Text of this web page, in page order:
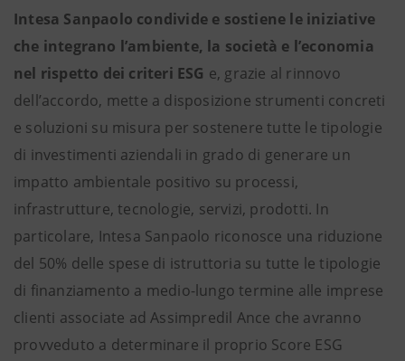
Intesa Sanpaolo condivide e sostiene le iniziative
che integrano l’ambiente, la società e l’economia
nel rispetto dei criteri ESG e, grazie al rinnovo
dell’accordo, mette a disposizione strumenti concreti
e soluzioni su misura per sostenere tutte le tipologie
di investimenti aziendali in grado di generare un
impatto ambientale positivo su processi,
infrastrutture, tecnologie, servizi, prodotti. In
particolare, Intesa Sanpaolo riconosce una riduzione
del 50% delle spese di istruttoria su tutte le tipologie
di finanziamento a medio-lungo termine alle imprese
clienti associate ad Assimpredil Ance che avranno
provveduto a determinare il proprio Score ESG